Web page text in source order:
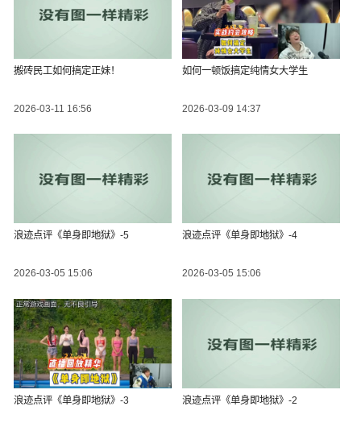
搬砖民工如何搞定正妹！
2026-03-11 16:56
如何一顿饭搞定纯情女大学生
2026-03-09 14:37
浪迹点评《单身即地狱》-5
2026-03-05 15:06
浪迹点评《单身即地狱》-4
2026-03-05 15:06
浪迹点评《单身即地狱》-3 浪迹点评《单身即地狱》-2